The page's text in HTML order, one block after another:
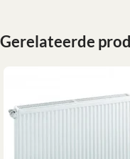
Gerelateerde